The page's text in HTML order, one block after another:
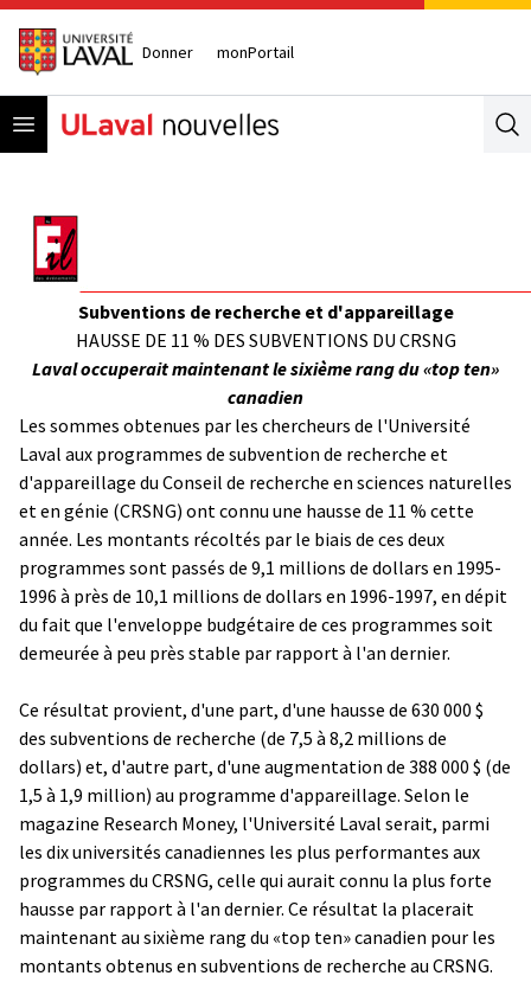
Donner monPortail
Open menu
Subventions de recherche et d'appareillage
HAUSSE DE 11 % DES SUBVENTIONS DU CRSNG
Laval occuperait maintenant le sixième rang du «top ten»
canadien
Les sommes obtenues par les chercheurs de l'Université
Laval aux programmes de subvention de recherche et
d'appareillage du Conseil de recherche en sciences naturelles
et en génie (CRSNG) ont connu une hausse de 11 % cette
année. Les montants récoltés par le biais de ces deux
programmes sont passés de 9,1 millions de dollars en 1995-
1996 à près de 10,1 millions de dollars en 1996-1997, en dépit
du fait que l'enveloppe budgétaire de ces programmes soit
demeurée à peu près stable par rapport à l'an dernier.
Ce résultat provient, d'une part, d'une hausse de 630 000 $
des subventions de recherche (de 7,5 à 8,2 millions de
dollars) et, d'autre part, d'une augmentation de 388 000 $ (de
1,5 à 1,9 million) au programme d'appareillage. Selon le
magazine Research Money, l'Université Laval serait, parmi
les dix universités canadiennes les plus performantes aux
programmes du CRSNG, celle qui aurait connu la plus forte
hausse par rapport à l'an dernier. Ce résultat la placerait
maintenant au sixième rang du «top ten» canadien pour les
montants obtenus en subventions de recherche au CRSNG.